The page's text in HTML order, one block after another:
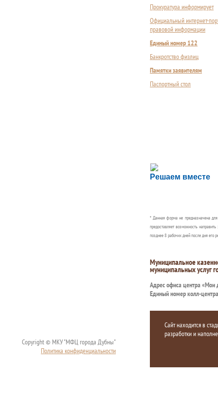
Прокуратура информирует
Официальный интернет-
правовой информации
Единый номер 122
Банкротство физлиц
Памятки заявителям
Паспортный стол
Решаем вместе
Сложности с
Сообщите об этом
* Данная форма не предназначена
предоставляет возможность
позднее 8 рабочих дней после дня его
Муниципальное
муниципальных услуг
Адрес офиса центра «Мои
Единый номер колл-
Copyright © МКУ "МФЦ города Дубны"
Политика конфиденциальности
Сайт находится в
разработки и